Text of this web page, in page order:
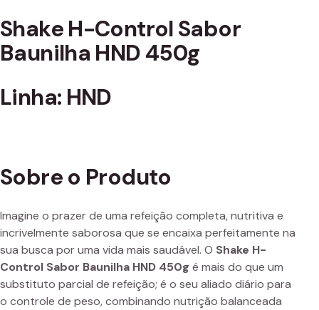
Shake H-Control Sabor
Baunilha HND 450g
Linha: HND
Sobre o Produto
Imagine o prazer de uma refeição completa, nutritiva e
incrivelmente saborosa que se encaixa perfeitamente na
sua busca por uma vida mais saudável. O Shake H-
Control Sabor Baunilha HND 450g é mais do que um
substituto parcial de refeição; é o seu aliado diário para
o controle de peso, combinando nutrição balanceada